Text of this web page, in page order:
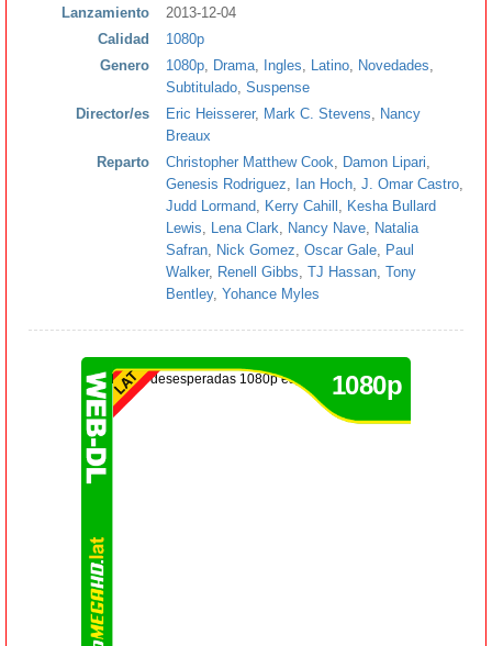
Lanzamiento
2013-12-04
Calidad
1080p
Genero
1080p Drama Ingles Latino Novedades
Subtitulado Suspense
Director/es
Eric Heisserer, Mark C. Stevens
Nancy
Breaux
Reparto
Christopher Matthew Cook Damon Lipari
Genesis Rodriguez
Ian Hoch J. Omar Castro
Judd Lormand
Kerry Cahill
Kesha Bullard
Lewis
Lena Clark Nancy Nave
Natalia
Safran
Nick Gomez Oscar Gale
Paul
Walker, Renell Gibbs TJ Hassan Tony
Bentley, Yohance Myles
1080p